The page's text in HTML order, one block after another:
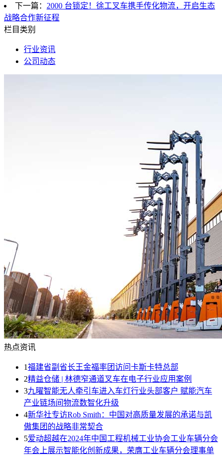
下一篇： 2000 台锁定！徐工叉车携手传化物流，开启生态
战略合作新征程
栏目类别
行业资讯
公司动态
热点资讯
1福建省副省长王金福率团访问卡斯卡特总部
2精益仓储 | 林德窄通道叉车在电子行业应用案例
3九曜智能无人牵引车进入车灯行业头部客户 赋能汽车
产业链场间物流数智化升级
4新华社专访Rob Smith：中国对高质量发展的承诺与凯
傲集团的战略非常契合
5爱动超越在2024年中国工程机械工业协会工业车辆分会
年会上展示智能化创新成果，荣膺工业车辆分会理事单